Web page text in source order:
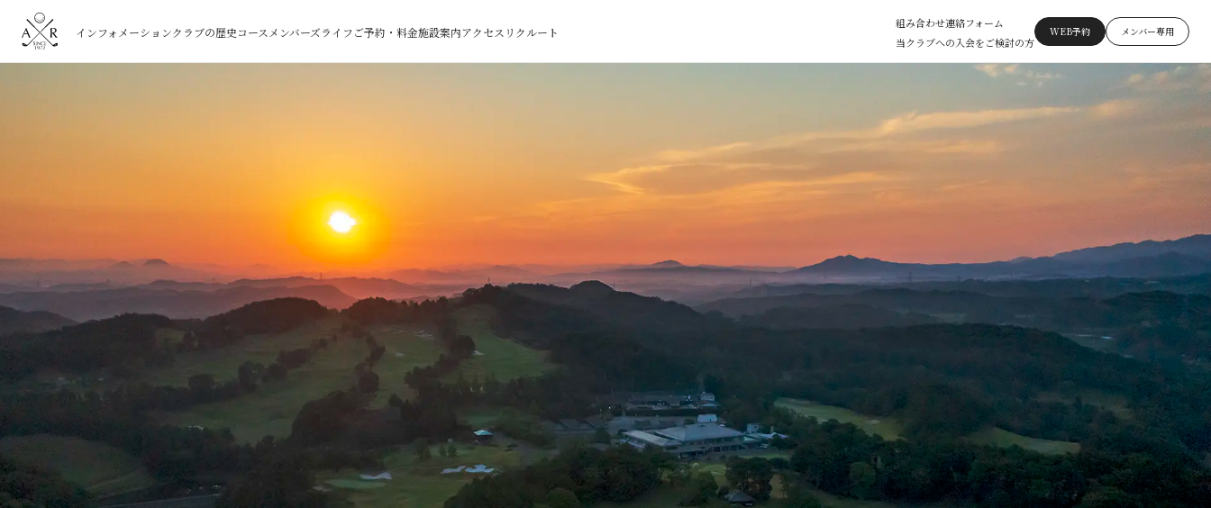
インフォメーションクラブの歴史コース メンバーズライフ ご予約・料金施設案内アクセス リクルート
組み合わせ連絡フォーム
当クラブへの入会をご検討の方
WEB予約 メンバー専用